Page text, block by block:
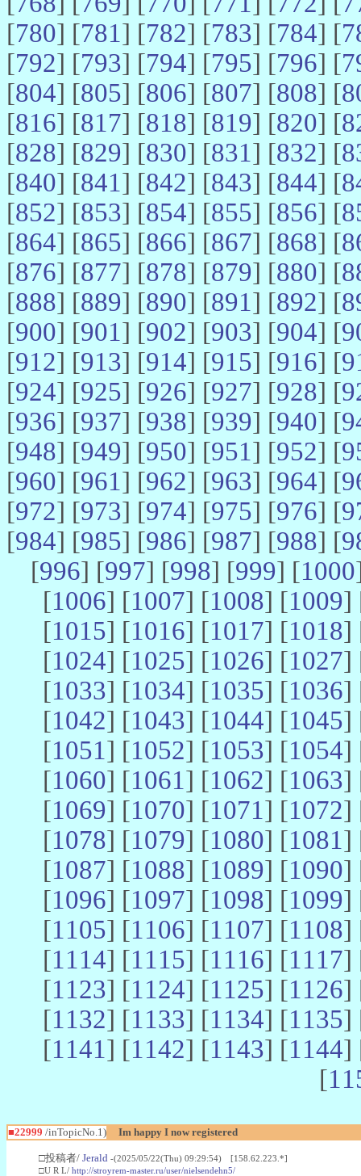
[780] [781] [782] [783] [784] [
[792] [793] [794] [795] [796] [
[804] [805] [806] [807] [808] [
[816] [817] [818] [819] [820] [
[828] [829] [830] [831] [832] [
[840] [841] [842] [843] [844] [
[852] [853] [854] [855] [856] [
[864] [865] [866] [867] [868] [
[876] [877] [878] [879] [880] [
[888] [889] [890] [891] [892] [
[900] [901] [902] [903] [904] [
[912] [913] [914] [915] [916] [
[924] [925] [926] [927] [928] [
[936] [937] [938] [939] [940] [
[948] [949] [950] [951] [952] [
[960] [961] [962] [963] [964] [
[972] [973] [974] [975] [976] [
[984] [985] [986] [987] [988] [
[996] [997] [998] [999] [1000
[1006] [1007] [1008] [1009]
[1015] [1016] [1017] [1018]
[1024] [1025] [1026] [1027]
[1033] [1034] [1035] [1036]
[1042] [1043] [1044] [1045]
[1051] [1052] [1053] [1054]
[1060] [1061] [1062] [1063]
[1069] [1070] [1071] [1072]
[1078] [1079] [1080] [1081]
[1087] [1088] [1089] [1090]
[1096] [1097] [1098] [1099]
[1105] [1106] [1107] [1108]
[1114] [1115] [1116] [1117]
[1123] [1124] [1125] [1126]
[1132] [1133] [1134] [1135]
[1141] [1142] [1143] [1144]
[
■22999 /inTopicNo.1) Im happy I now registered
□投稿者/ Jerald -(2025/05/22(Thu) 09:29:54) [158.62.223.*]
□U R L/ http://stroyrem-master.ru/user/nielsendehn5/